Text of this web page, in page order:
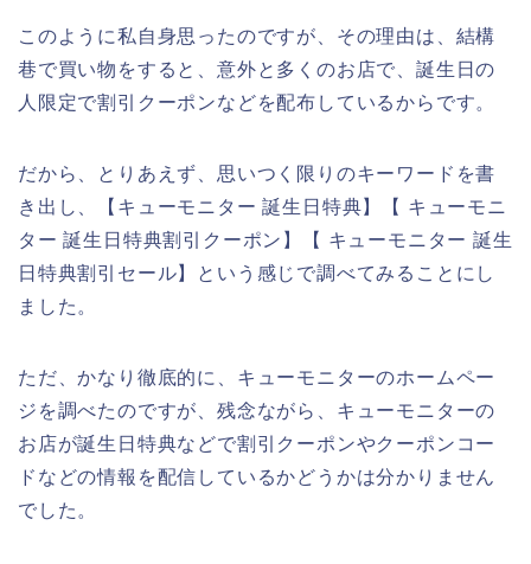
このように私自身思ったのですが、その理由は、結構
巷で買い物をすると、意外と多くのお店で、誕生日の
人限定で割引クーポンなどを配布しているからです。
だから、とりあえず、思いつく限りのキーワードを書
き出し、【キューモニター 誕生日特典】【 キューモニ
ター 誕生日特典割引クーポン】【 キューモニター 誕生
日特典割引セール】という感じで調べてみることにし
ました。
ただ、かなり徹底的に、キューモニターのホームペー
ジを調べたのですが、残念ながら、キューモニターの
お店が誕生日特典などで割引クーポンやクーポンコー
ドなどの情報を配信しているかどうかは分かりません
でした。